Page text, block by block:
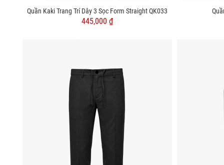
Quần Kaki Trang Trí Dây 3 Sọc Form Straight QK033
445,000 ₫